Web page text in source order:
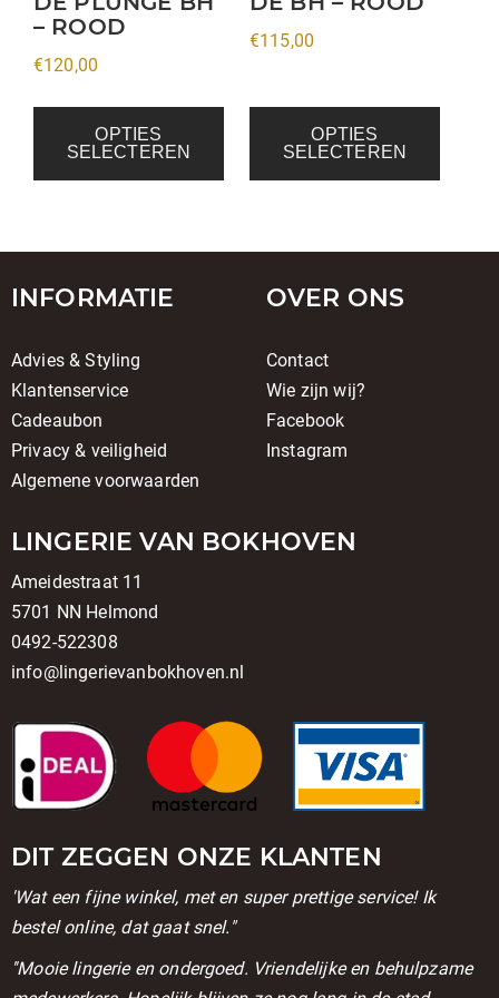
– ROOD
€120,00
OPTIES
SELECTEREN
worden
op
de
€115,00
OPTIES
SELECTEREN
worden
op
INFORMATIE
Advies & Styling
Klantenservice
Cadeaubon
Privacy & veiligheid
Algemene voorwaarden
OVER ONS
Contact
Wie zijn wij?
Facebook
Instagram
LINGERIE VAN BOKHOVEN
Ameidestraat 11
5701 NN Helmond
0492-522308
info@lingerievanbokhoven.nl
DIT ZEGGEN ONZE KLANTEN
'Wat een fijne winkel, met en super prettige service! Ik
bestel online, dat gaat snel."
''Mooie lingerie en ondergoed. Vriendelijke en behulpzame